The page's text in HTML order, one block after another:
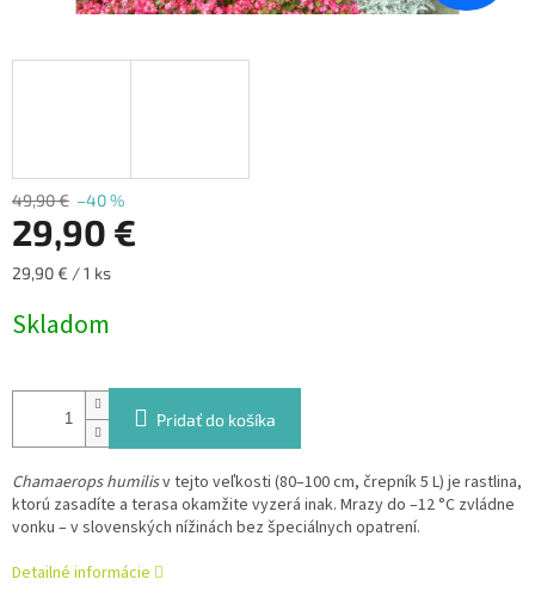
49,90 € –40 %
29,90 €
Jednotková
29,90 € / 1 ks
Skladom
Pridať do košíka
Chamaerops humilisv tejto veľkosti (80–100 cm, črepník 5 L) je rastlina,
ktorú zasadíte a terasa okamžite vyzerá inak. Mrazy do –12 °C zvládne
vonku – v slovenských nížinách bez špeciálnych opatrení.
Detailné informácie